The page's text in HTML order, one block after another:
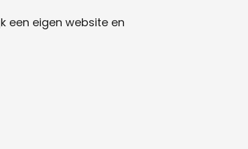
een eigen website en